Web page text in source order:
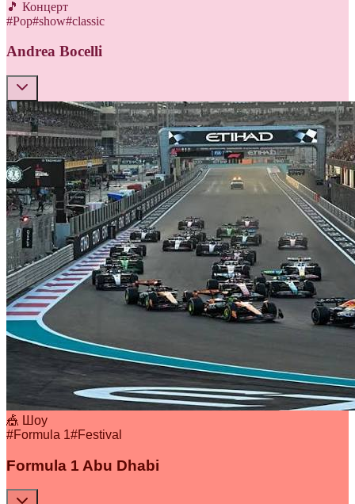
🎵 Концерт
#Pop#show#classic
Andrea Bocelli
🎪 Шоу
#Formula 1#Festival
Formula 1 Abu Dhabi